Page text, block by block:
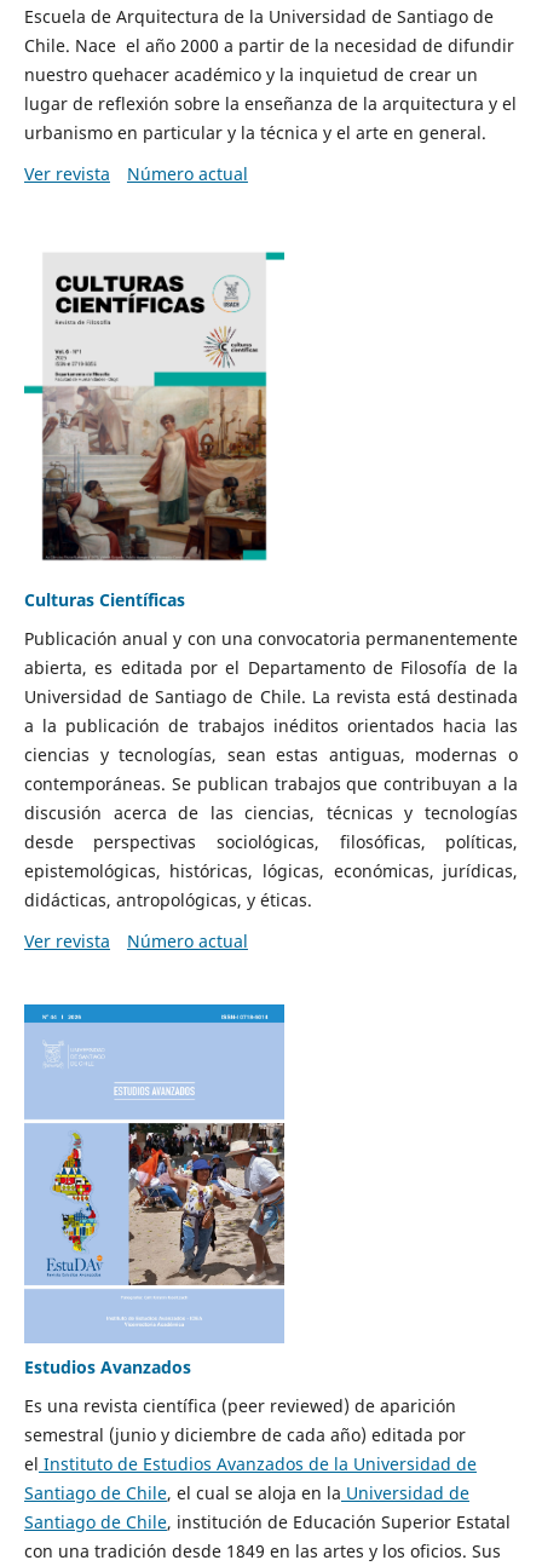
Escuela de Arquitectura de la Universidad de Santiago de
Chile. Nace el año 2000 a partir de la necesidad de difundir
nuestro quehacer académico y la inquietud de crear un
lugar de reflexión sobre la enseñanza de la arquitectura y el
urbanismo en particular y la técnica y el arte en general.
Ver revista
Número actual
Culturas Científicas
Publicación anual y con una convocatoria permanentemente
abierta, es editada por el Departamento de Filosofía de la
Universidad de Santiago de Chile. La revista está destinada
a la publicación de trabajos inéditos orientados hacia las
ciencias y tecnologías, sean estas antiguas, modernas o
contemporáneas. Se publican trabajos que contribuyan a la
discusión acerca de las ciencias, técnicas y tecnologías
desde perspectivas sociológicas, filosóficas, políticas,
epistemológicas, históricas, lógicas, económicas, jurídicas,
didácticas, antropológicas, y éticas.
Ver revista
Número actual
Estudios Avanzados
Es una revista científica (peer reviewed) de aparición
semestral (junio y diciembre de cada año) editada por
el Instituto de Estudios Avanzados de la Universidad de
Santiago de Chile, el cual se aloja en la Universidad de
Santiago de Chile, institución de Educación Superior Estatal
con una tradición desde 1849 en las artes y los oficios. Sus